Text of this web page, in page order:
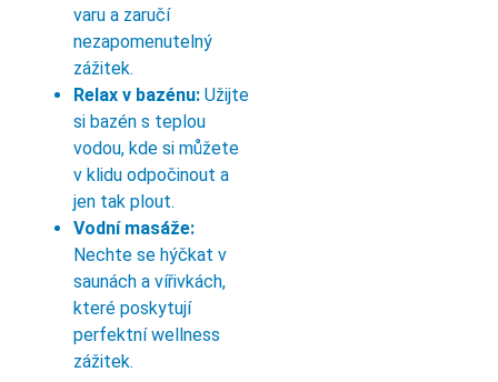
varu a zaručí
nezapomenutelný
zážitek.
Relax v bazénu: Užijte
si bazén s teplou
vodou, kde si můžete
v klidu odpočinout a
jen tak plout.
Vodní masáže:
Nechte se hýčkat v
saunách a vířivkách,
které poskytují
perfektní wellness
zážitek.